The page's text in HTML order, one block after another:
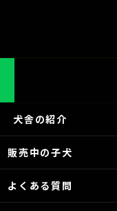
犬舎の紹介
販売中の子犬
よくある質問